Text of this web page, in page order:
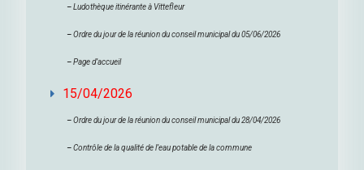
–Ludothèque itinérante à Vittefleur
–Ordre du jour de la réunion du conseil municipal du 05/06/2026
–Page d’accueil
15/04/2026
–Ordre du jour de la réunion du conseil municipal du 28/04/2026
–Contrôle de la qualité de l’eau potable de la commune